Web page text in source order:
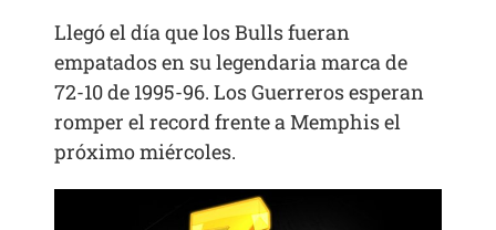
Llegó el día que los Bulls fueran
empatados en su legendaria marca de
72-10 de 1995-96. Los Guerreros esperan
romper el record frente a Memphis el
próximo miércoles.